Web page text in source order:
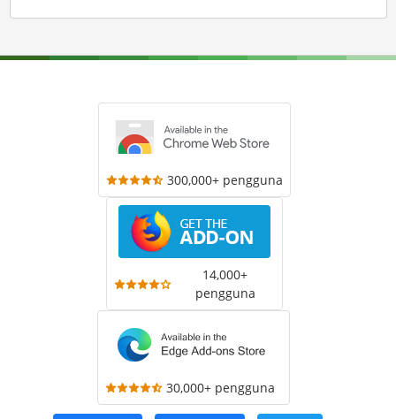
300,000+ pengguna
14,000+
pengguna
30,000+ pengguna